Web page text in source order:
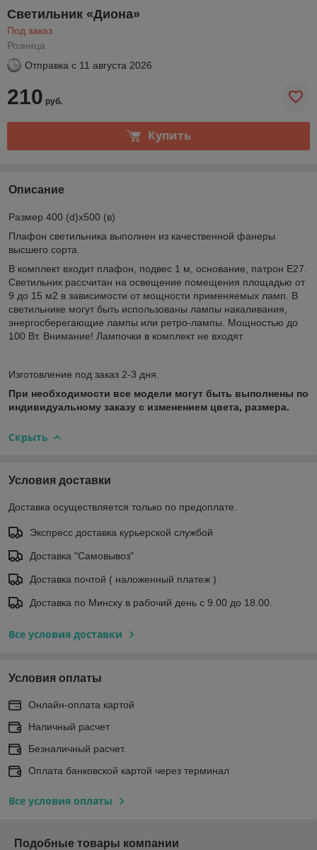
Светильник «Диона»
Под заказ
Розница
Отправка с 11 августа 2026
210 руб.
Купить
Описание
Размер 400 (d)х500 (в)
Плафон светильника выполнен из качественной фанеры
высшего сорта.
В комплект входит плафон, подвес 1 м, основание, патрон E27.
Светильник рассчитан на освещение помещения площадью от
9 до 15 м2 в зависимости от мощности применяемых ламп. В
светильнике могут быть использованы лампы накаливания,
энергосберегающие лампы или ретро-лампы. Мощностью до
100 Вт. Внимание! Лампочки в комплект не входят
Изготовление под заказ 2-3 дня.
При необходимости все модели могут быть выполнены по
индивидуальному заказу с изменением цвета, размера.
Скрыть
Условия доставки
Доставка осуществляется только по предоплате.
Экспресс доставка курьерской службой
Доставка "Самовывоз"
Доставка почтой ( наложенный платеж )
Доставка по Минску в рабочий день с 9.00 до 18.00.
Все условия доставки
Условия оплаты
Онлайн-оплата картой
Наличный расчет
Безналичный расчет.
Оплата банковской картой через терминал
Все условия оплаты
Подобные товары компании